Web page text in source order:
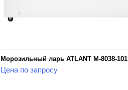
Морозильный ларь ATLANT М-8038-101
Цена по запросу